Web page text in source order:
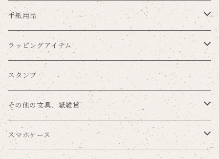
Via Carousel×nemunoki
oudmijin×nemunoki
吉井美穂×nemunoki
紙me×nemunoki
Souren
手紙用品
レターセット
便箋
ポストカード
メッセージカード
ラッピングアイテム
ラッピングペーパー
マスキングテープ
シール
スタンプ
その他の文具、紙雑貨
ブックカバー
スマホケース